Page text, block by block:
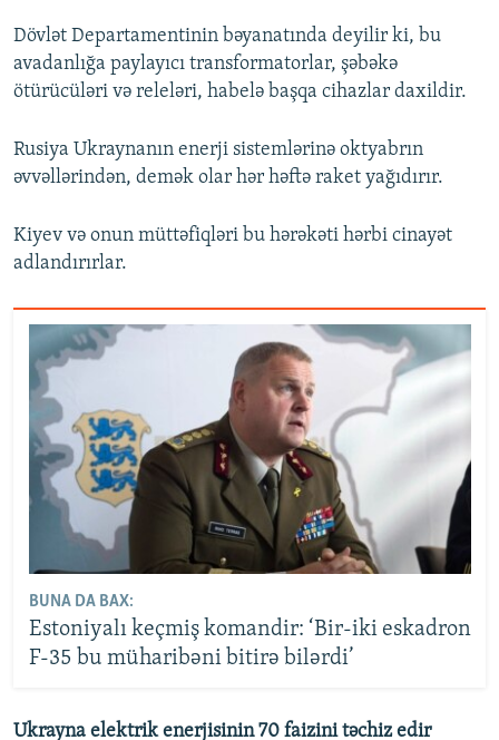
Dövlət Departamentinin bəyanatında deyilir ki, bu
avadanlığa paylayıcı transformatorlar, şəbəkə
ötürücüləri və releləri, habelə başqa cihazlar daxildir.
Rusiya Ukraynanın enerji sistemlərinə oktyabrın
əvvəllərindən, demək olar hər həftə raket yağıdırır.
Kiyev və onun müttəfiqləri bu hərəkəti hərbi cinayət
adlandırırlar.
BUNA DA BAX:
Estoniyalı keçmiş komandir: ‘Bir-iki eskadron
F-35 bu müharibəni bitirə bilərdi’
Ukrayna elektrik enerjisinin 70 faizini təchiz edir